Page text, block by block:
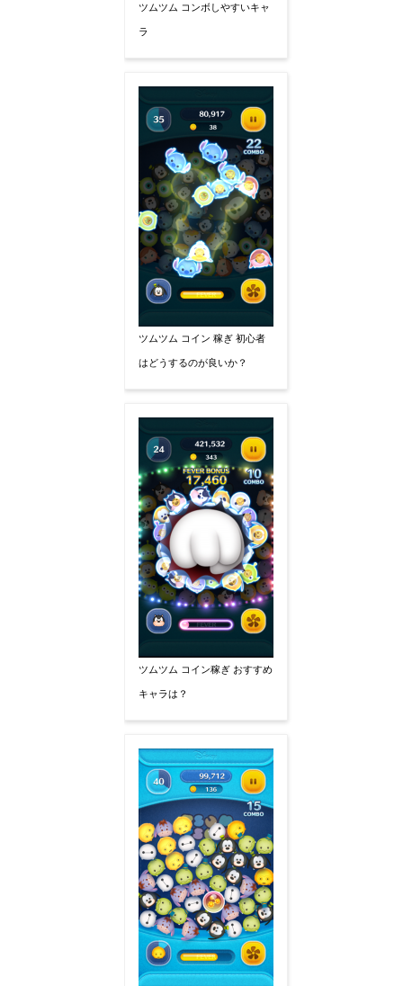
ツムツム コンボしやすいキャ
ラ
ツムツム コイン 稼ぎ 初心者
はどうするのが良いか？
ツムツム コイン稼ぎ おすすめ
キャラは？